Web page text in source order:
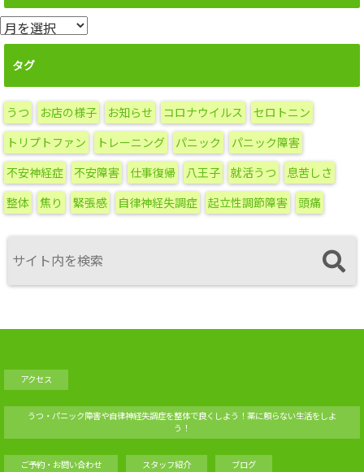
月
別
ー
カ
イ
ブ
タグ
うつ お店の様子 お知らせ コロナウイルス セロトニン
トリプトファン トレーニング パニック パニック障害
不安神経症 不安障害 仕事復帰 八王子 就活うつ 息苦しさ
整体 焦り 緊張感 自律神経失調症 起立性調節障害 頭痛
アクセス
うつ・パニック障害や自律神経失調症を整体で良くしよう！薬に頼らない生活をしよ
う！
ご予約・お問い合わせ スタッフ紹介 ブログ